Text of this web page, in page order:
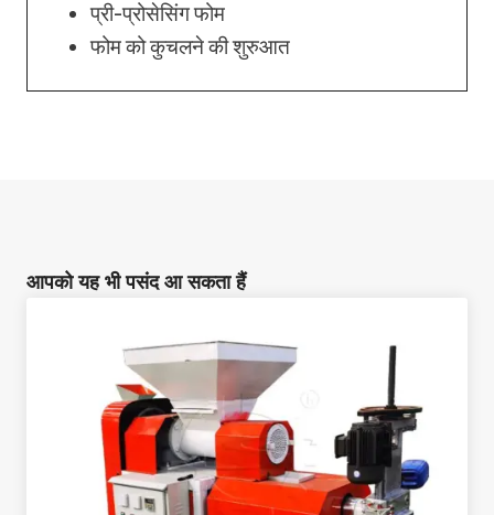
प्री-प्रोसेसिंग फोम
फोम को कुचलने की शुरुआत
आपको यह भी पसंद आ सकता हैं